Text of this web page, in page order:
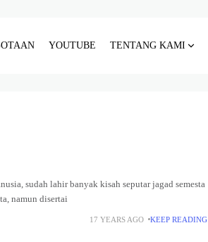
YOUTUBE TENTANG KAMI
sudah lahir banyak kisah seputar jagad semesta
namun disertai
17 YEARS AGO KEEP READING